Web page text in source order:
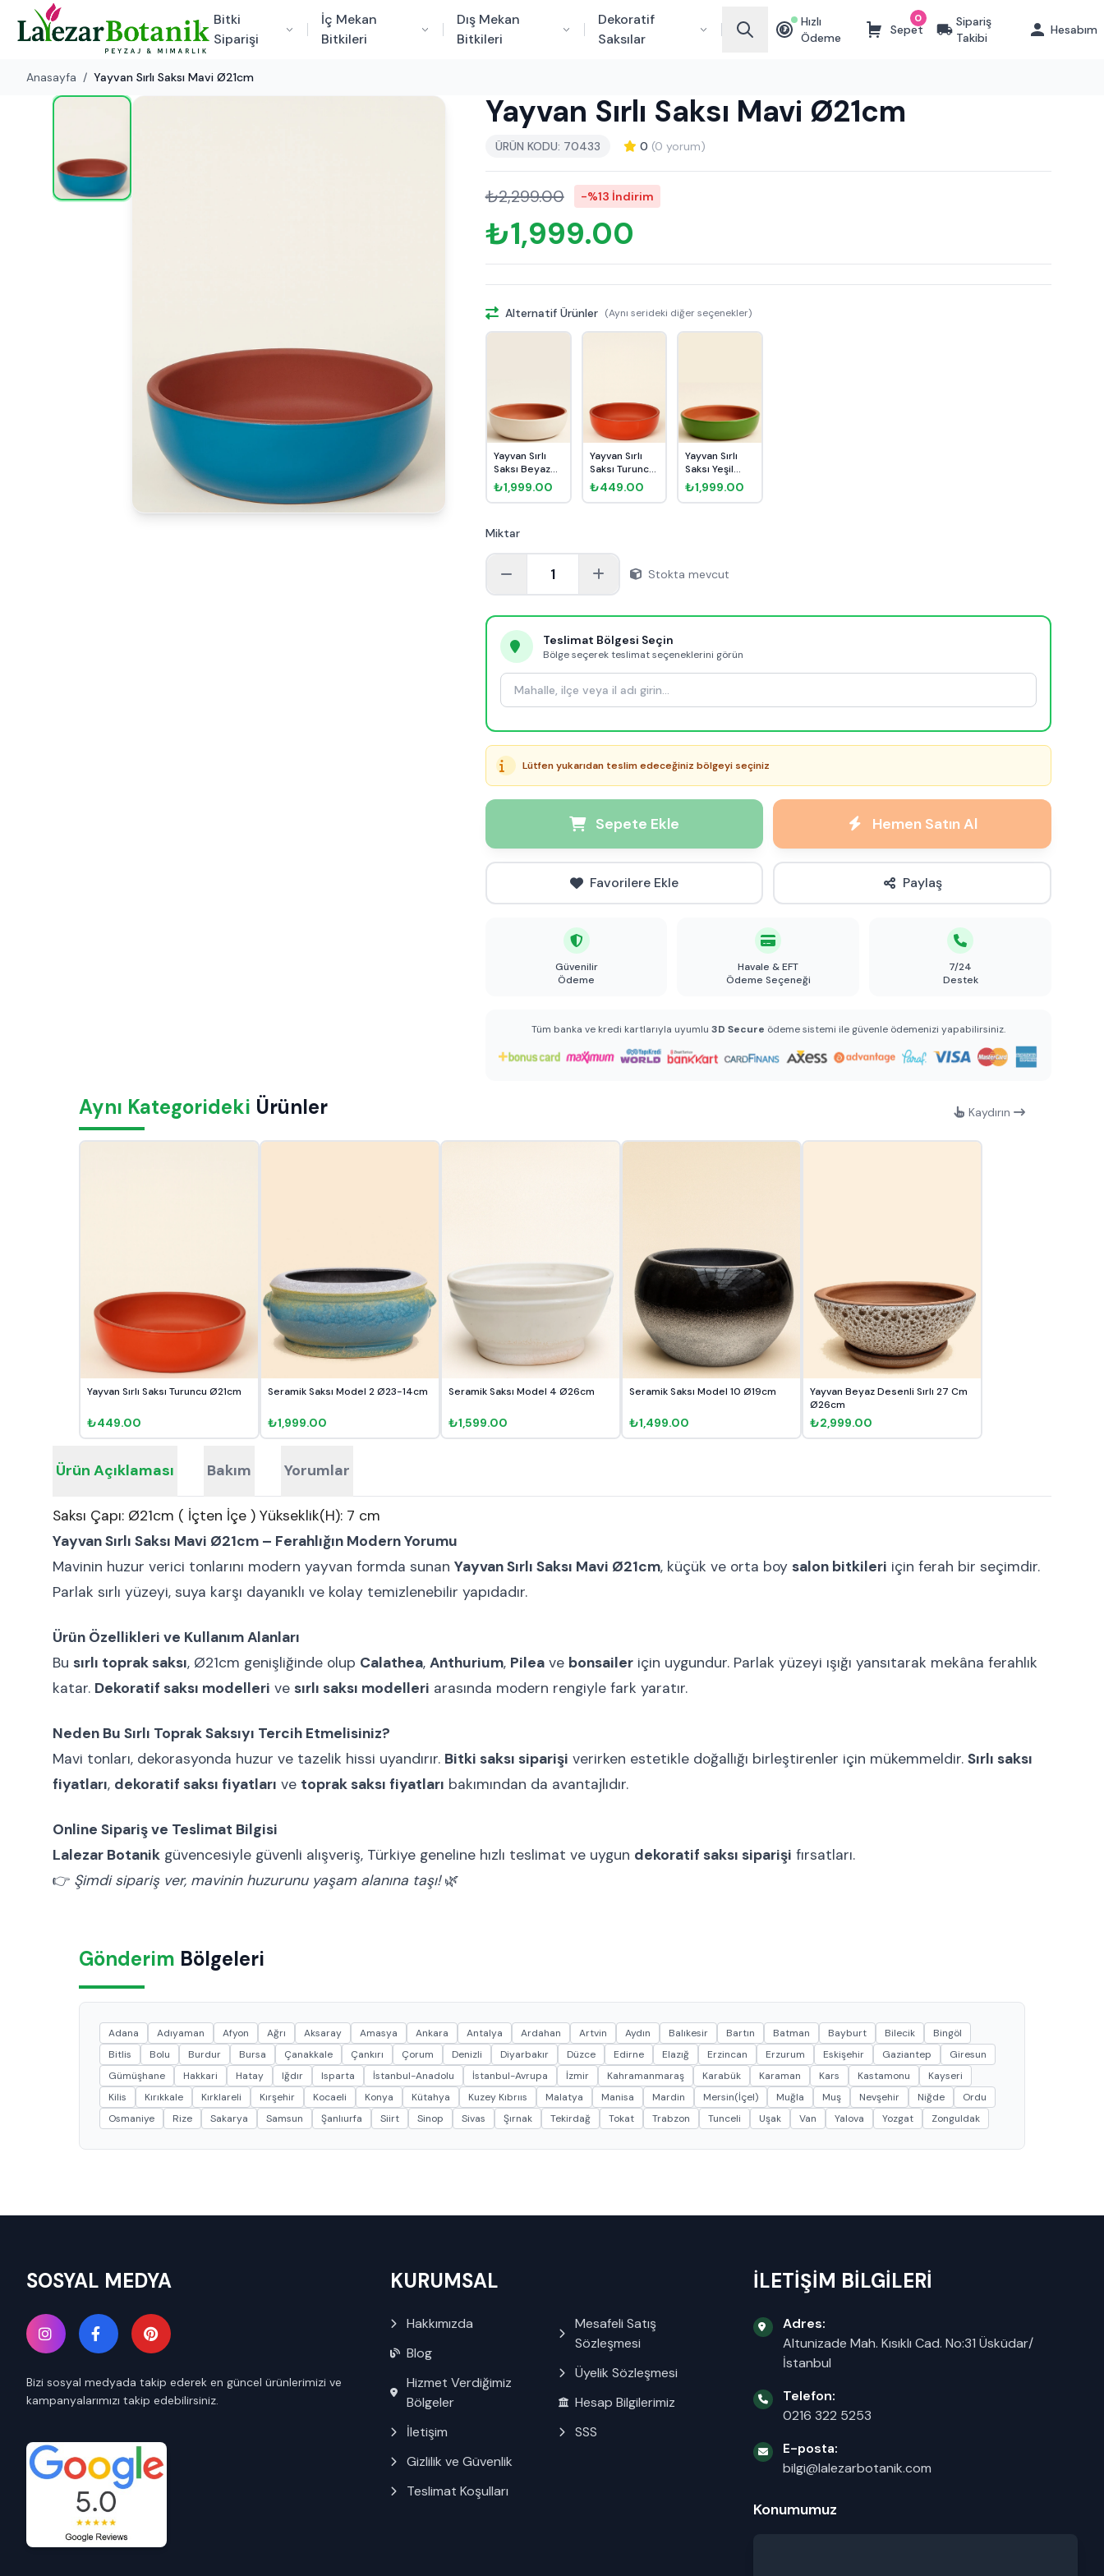
Bitki
Siparişi
İç Mekan
Bitkileri
Dış Mekan
Bitkileri
Dekoratif
Saksılar
₺
Hızlı
Ödeme
Sepet
0
Sipariş
Takibi
Hesabım
Anasayfa / Yayvan Sırlı Saksı Mavi Ø21cm
Yayvan Sırlı Saksı Mavi Ø21cm
ÜRÜN KODU: 70433 0 (0 yorum)
₺2,299.00 -%13 İndirim
₺1,999.00
Alternatif Ürünler (Aynı serideki diğer seçenekler)
Yayvan Sırlı
Saksı Beyaz
Ø21cm
₺1,999.00
Yayvan Sırlı
Saksı Turuncu
Ø21cm
₺449.00
Yayvan Sırlı
Saksı Yeşil
Ø21cm
₺1,999.00
Miktar
1 Stokta mevcut
Teslimat Bölgesi Seçin
Bölge seçerek teslimat seçeneklerini görün
Lütfen yukarıdan teslim edeceğiniz bölgeyi seçiniz
Sepete Ekle Hemen Satın Al
Favorilere Ekle Paylaş
Güvenilir
Ödeme
Havale & EFT
Ödeme Seçeneği
7/24
Destek
Tüm banka ve kredi kartlarıyla uyumlu 3D Secure ödeme sistemi ile güvenle ödemenizi yapabilirsiniz.
Aynı Kategorideki Ürünler Kaydırın
Yayvan Sırlı Saksı Turuncu Ø21cm
₺449.00
Seramik Saksı Model 2 Ø23-14cm
₺1,999.00
Seramik Saksı Model 4 Ø26cm
₺1,599.00
Seramik Saksı Model 10 Ø19cm
₺1,499.00
Yayvan Beyaz Desenli Sırlı 27 Cm
Ø26cm
₺2,999.00
Ürün Açıklaması Bakım Yorumlar
Saksı Çapı: Ø21cm ( İçten İçe ) Yükseklik(H): 7 cm
Yayvan Sırlı Saksı Mavi Ø21cm – Ferahlığın Modern Yorumu
Mavinin huzur verici tonlarını modern yayvan formda sunan Yayvan Sırlı Saksı Mavi Ø21cm, küçük ve orta boy salon bitkileri için ferah bir seçimdir.
Parlak sırlı yüzeyi, suya karşı dayanıklı ve kolay temizlenebilir yapıdadır.
Ürün Özellikleri ve Kullanım Alanları
Bu sırlı toprak saksı, Ø21cm genişliğinde olup Calathea, Anthurium, Pilea ve bonsailer için uygundur. Parlak yüzeyi ışığı yansıtarak mekâna ferahlık
katar. Dekoratif saksı modelleri ve sırlı saksı modelleri arasında modern rengiyle fark yaratır.
Neden Bu Sırlı Toprak Saksıyı Tercih Etmelisiniz?
Mavi tonları, dekorasyonda huzur ve tazelik hissi uyandırır. Bitki saksı siparişi verirken estetikle doğallığı birleştirenler için mükemmeldir. Sırlı saksı
fiyatları, dekoratif saksı fiyatları ve toprak saksı fiyatları bakımından da avantajlıdır.
Online Sipariş ve Teslimat Bilgisi
Lalezar Botanik güvencesiyle güvenli alışveriş, Türkiye geneline hızlı teslimat ve uygun dekoratif saksı siparişi fırsatları.
👉 Şimdi sipariş ver, mavinin huzurunu yaşam alanına taşı!🌿
Gönderim Bölgeleri
Adana Adıyaman Afyon Ağrı Aksaray Amasya Ankara Antalya Ardahan Artvin Aydın Balıkesir Bartın Batman Bayburt Bilecik
Bingöl
Bitlis
Bolu Burdur Bursa Çanakkale Çankırı Çorum Denizli Diyarbakır Düzce Edirne Elazığ Erzincan Erzurum Eskişehir Gaziantep
Giresun
Gümüşhane
Hakkari Hatay Iğdır Isparta İstanbul-Anadolu İstanbul-Avrupa İzmir Kahramanmaraş Karabük Karaman Kars Kastamonu
Kayseri
Kilis
Kırıkkale Kırklareli Kırşehir Kocaeli Konya Kütahya Kuzey Kıbrııs Malatya Manisa Mardin Mersin(İçel) Muğla Muş Nevşehir Niğde
Ordu
Osmaniye
Rize Sakarya Samsun Şanlıurfa Siirt Sinop Sivas Şırnak Tekirdağ Tokat Trabzon Tunceli Uşak Van Yalova Yozgat Zonguldak
SOSYAL MEDYA
Bizi sosyal medyada takip ederek en güncel ürünlerimizi ve
kampanyalarımızı takip edebilirsiniz.
KURUMSAL
Hakkımızda
Blog
Hizmet Verdiğimiz
Bölgeler
İletişim
Gizlilik ve Güvenlik
Teslimat Koşulları
Mesafeli Satış
Sözleşmesi
Üyelik Sözleşmesi
Hesap Bilgilerimiz
SSS
İLETİŞİM BİLGİLERİ
Adres:
Altunizade Mah. Kısıklı Cad. No:31 Üsküdar/
İstanbul
Telefon:
0216 322 5253
E-posta:
bilgi@lalezarbotanik.com
Konumumuz